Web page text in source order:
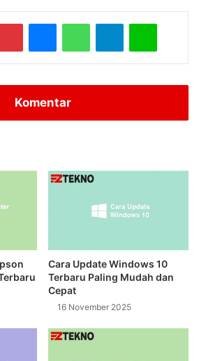
PinterestMessengerWhatsAppTelegramLine
Komentar
Cara Update Windows 10
Terbaru Paling Mudah dan
Cepat
16 November 2025